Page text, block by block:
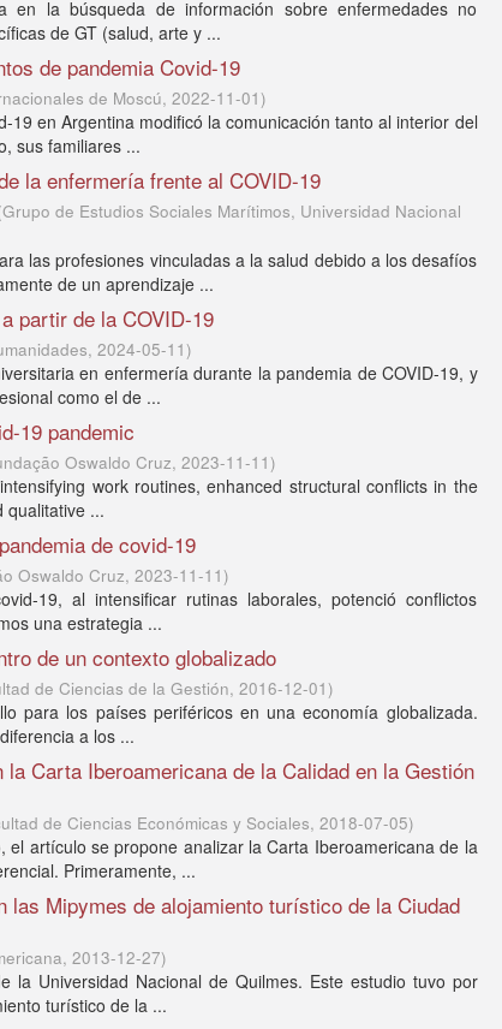
la búsqueda de información sobre enfermedades no
de GT (salud, arte y ...
de pandemia Covid-19
de Moscú, 2022-11-01)
en Argentina modificó la comunicación tanto al interior del
sus familiares ...
la enfermería frente al COVID-19
Grupo de Estudios Sociales Marítimos, Universidad Nacional
las profesiones vinculadas a la salud debido a los desafíos
de un aprendizaje ...
partir de la COVID-19
, 2024-05-11)
en enfermería durante la pandemia de COVID-19, y
como el de ...
19 pandemic
Oswaldo Cruz, 2023-11-11)
work routines, enhanced structural conflicts in the
qualitative ...
de covid-19
Oswaldo Cruz, 2023-11-11)
19, al intensificar rutinas laborales, potenció conflictos
una estrategia ...
de un contexto globalizado
de Ciencias de la Gestión, 2016-12-01)
para los países periféricos en una economía globalizada.
a los ...
Carta Iberoamericana de la Calidad en la Gestión
de Ciencias Económicas y Sociales, 2018-07-05)
artículo se propone analizar la Carta Iberoamericana de la
Primeramente, ...
Mipymes de alojamiento turístico de la Ciudad
, 2013-12-27)
Universidad Nacional de Quilmes. Este estudio tuvo por
turístico de la ...